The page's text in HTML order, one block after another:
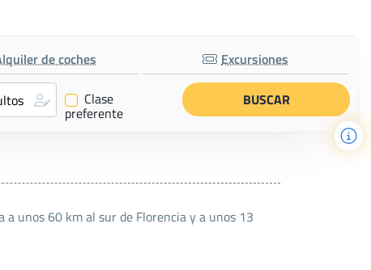
de coches Excursiones
✔ Clase
preferente
unos 60 km al sur de Florencia y a unos 13